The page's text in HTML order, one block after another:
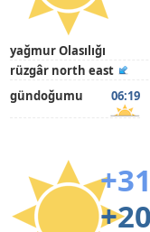
yağmur Olasılığı
rüzgâr north east
gündoğumu
06:19